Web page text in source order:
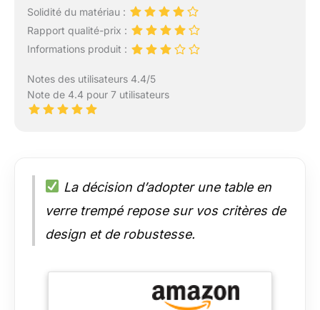
Solidité du matériau :
Rapport qualité-prix :
Informations produit :
Notes des utilisateurs 4.4/5
Note de 4.4 pour 7 utilisateurs
La décision d’adopter une table en
verre trempé repose sur vos critères de
design et de robustesse.